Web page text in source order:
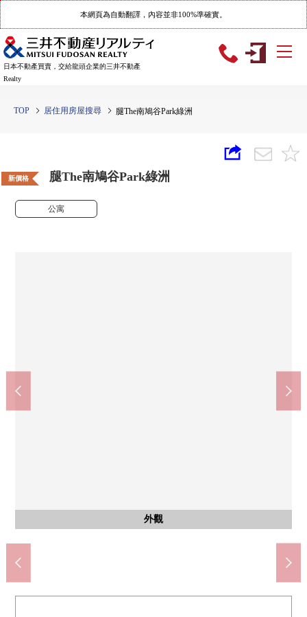
本網頁為自動翻譯，內容並非100%準確實。
日本不動產買賣，交給龍頭企業的三井不動產
Realty
TOP 居住用房屋搜尋 腿The南鳩谷Park綠洲
新價格 腿The南鳩谷Park綠洲
公寓
外觀
客廳
客廳
洗臉
廚房
公共汽車
廁所
室內
室內
室內
室內
室內
室內
風景
風景
風景
陽台
門口
入口
入口
川口市立中居小學(約830m)
八幡木中學(約970m)
日本肉批發市場鳩谷店(約90m)